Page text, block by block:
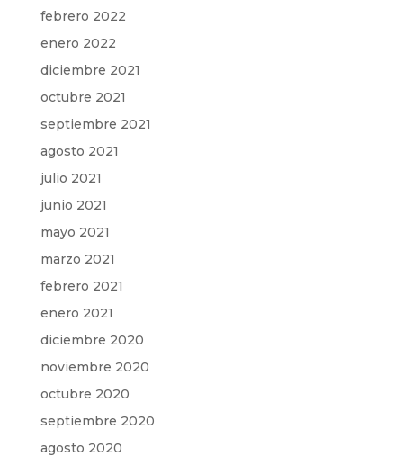
febrero 2022
enero 2022
diciembre 2021
octubre 2021
septiembre 2021
agosto 2021
julio 2021
junio 2021
mayo 2021
marzo 2021
febrero 2021
enero 2021
diciembre 2020
noviembre 2020
octubre 2020
septiembre 2020
agosto 2020